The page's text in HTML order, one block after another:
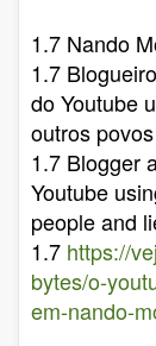
1.7 Nando
1.7
do Youtube
outros
1.7 Blogger
Youtube
people and
1.7 https://
bytes/o-
em-nando-